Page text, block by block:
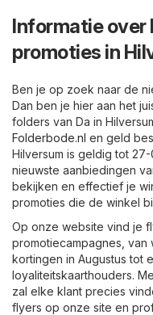
Informatie over
promoties in
Ben je op zoek naar de
Dan ben je hier aan het
folders van Da in
Folderbode.nl en geld
Hilversum is geldig tot
nieuwste aanbiedingen
bekijken en effectief je
promoties die de winkel
Op onze website vind je
promotiecampagnes,
kortingen in Augustus tot
loyaliteitskaarthouders.
zal elke klant precies
flyers op onze site en